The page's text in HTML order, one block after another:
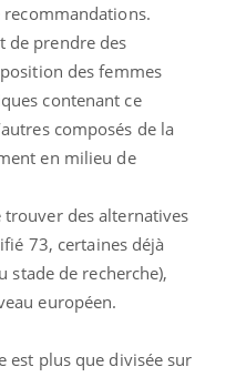
recommandations.
de prendre des
des femmes
contenant ce
composés de la
en milieu de
trouver des alternatives
73, certaines déjà
stade de recherche),
européen.
est plus que divisée sur